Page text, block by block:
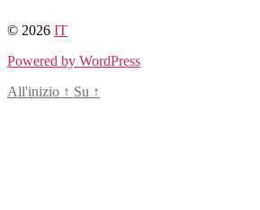
al
© 2026 IT
Powered by WordPress
All'inizio ↑ Su ↑